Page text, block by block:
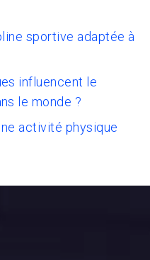
sportive adaptée à
influencent le
le monde ?
activité physique